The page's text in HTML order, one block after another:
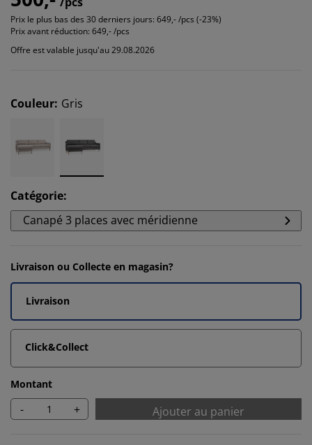
Prix le plus bas des 30 derniers jours: 649,- /pcs (-23%)
Prix avant réduction: 649,- /pcs
Offre est valable jusqu'au 29.08.2026
Couleur: Gris
Catégorie:
Canapé 3 places avec méridienne
Livraison ou Collecte en magasin?
Livraison
Click&Collect
Montant
- + Ajouter au panier